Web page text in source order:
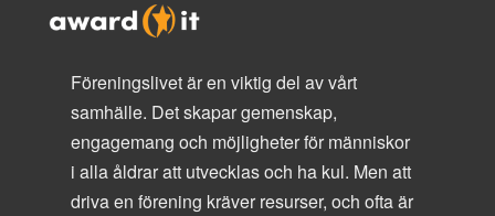
Föreningslivet är en viktig del av vårt
samhälle. Det skapar gemenskap,
engagemang och möjligheter för människor
i alla åldrar att utvecklas och ha kul. Men att
driva en förening kräver resurser, och ofta är